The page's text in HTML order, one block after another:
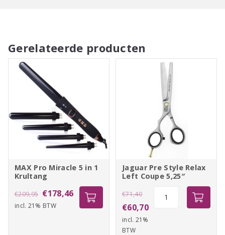
Gerelateerde producten
MAX Pro Miracle 5 in 1
Krultang
€209,95 Oorspronkelijke
prijs
€178,46Huidige
prijs
incl. 21% BTW
Jaguar Pre Style Relax
Left Coupe 5,25″
€71,40
Oorspronkelijke
prijs
was:
€60,70Huidige
incl. 21%
BTW